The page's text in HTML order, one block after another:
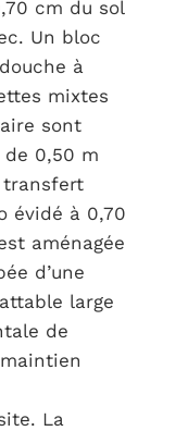
cm du sol
Un bloc
à
mixtes
sont
de 0,50 m
transfert
évidé à 0,70
aménagée
d’une
large
de
La